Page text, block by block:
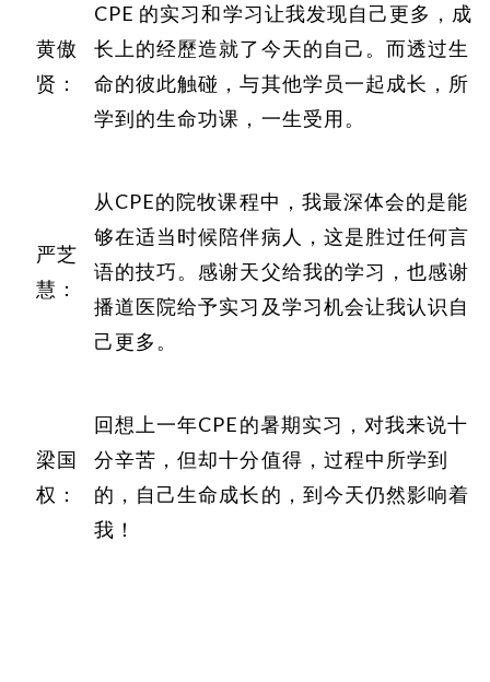
黄傲
贤：
CPE 的实习和学习让我发现自己更多，成
长上的经歷造就了今天的自己。而透过生
命的彼此触碰，与其他学员一起成长，所
学到的生命功课，一生受用。
严芝
慧：
从CPE的院牧课程中，我最深体会的是能
够在适当时候陪伴病人，这是胜过任何言
语的技巧。感谢天父给我的学习，也感谢
播道医院给予实习及学习机会让我认识自
己更多。
梁国
权：
回想上一年CPE的暑期实习，对我来说十
分辛苦，但却十分值得，过程中所学到
的，自己生命成长的，到今天仍然影响着
我！